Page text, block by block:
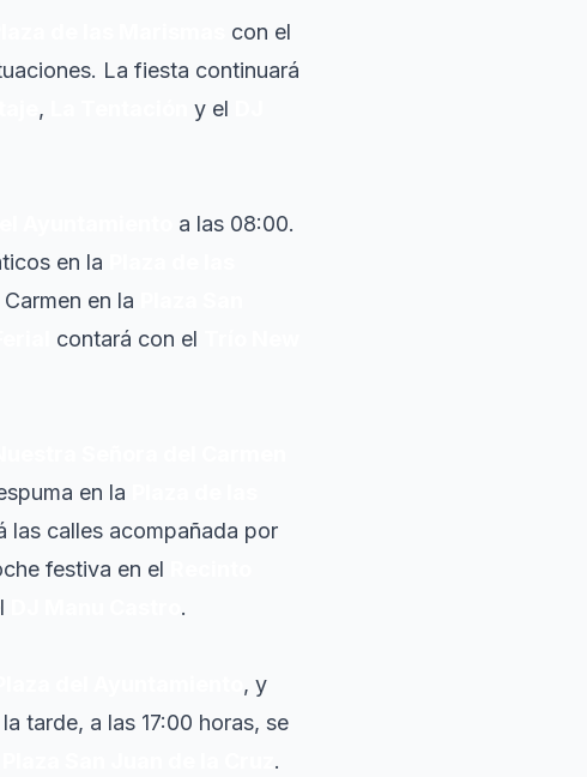
con el
La fiesta continuará
, y el
a las 08:00.
en la
en la
contará con el
en la
las calles acompañada por
festiva en el
.
, y
tarde, a las 17:00 horas, se
.